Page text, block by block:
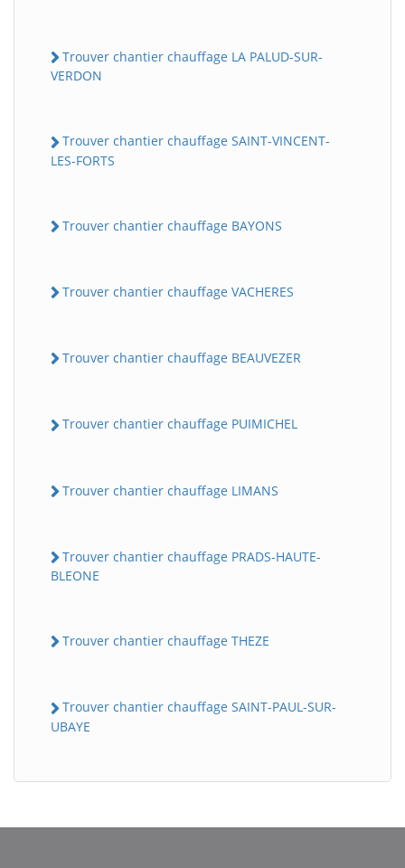
Trouver chantier chauffage LA PALUD-SUR-
VERDON
Trouver chantier chauffage SAINT-VINCENT-
LES-FORTS
Trouver chantier chauffage BAYONS
Trouver chantier chauffage VACHERES
Trouver chantier chauffage BEAUVEZER
Trouver chantier chauffage PUIMICHEL
Trouver chantier chauffage LIMANS
Trouver chantier chauffage PRADS-HAUTE-
BLEONE
Trouver chantier chauffage THEZE
Trouver chantier chauffage SAINT-PAUL-SUR-
UBAYE
BatiWebPro